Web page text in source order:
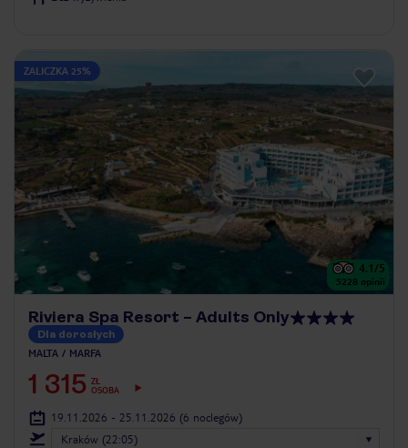
ZALICZKA 25%
4.1/5
5228 opinii
Riviera Spa Resort – Adults Only
Dla dorosłych
MALTA MARFA
1 315 ZŁ
OSOBA
19.11.2026 - 25.11.2026 (6 noclegów)
Kraków (22:05)